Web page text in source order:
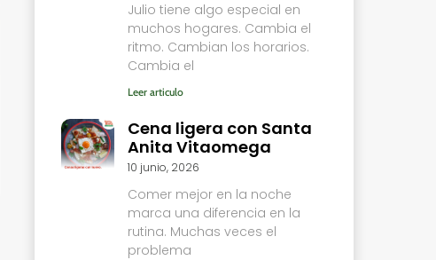
Julio tiene algo especial en
muchos hogares. Cambia el
ritmo. Cambian los horarios.
Cambia el
Leer articulo
Cena ligera con Santa
Anita Vitaomega
10 junio, 2026
Comer mejor en la noche
marca una diferencia en la
rutina. Muchas veces el
problema